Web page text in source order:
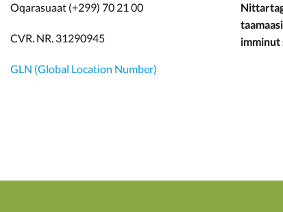
Oqarasuaat (+299) 70 21 00
CVR. NR. 31290945
GLN (Global Location Number)